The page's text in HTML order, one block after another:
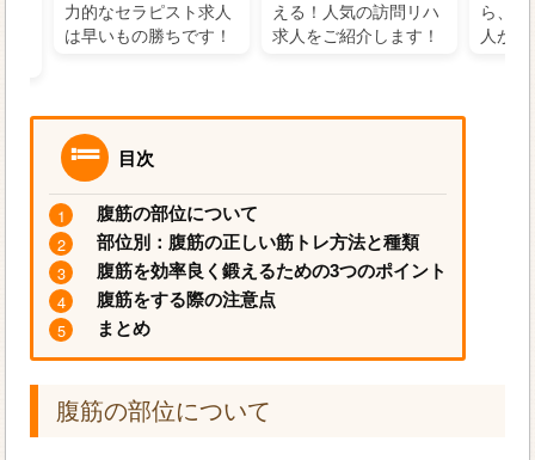
力的なセラピスト求人
は早いもの勝ちです！
える！人気の訪問リハ
求人をご紹介します！
ら、
人が
目次
腹筋の部位について
部位別：腹筋の正しい筋トレ方法と種類
腹筋を効率良く鍛えるための3つのポイント
腹筋をする際の注意点
まとめ
腹筋の部位について